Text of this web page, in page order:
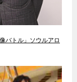
バトル」ソウルアロ